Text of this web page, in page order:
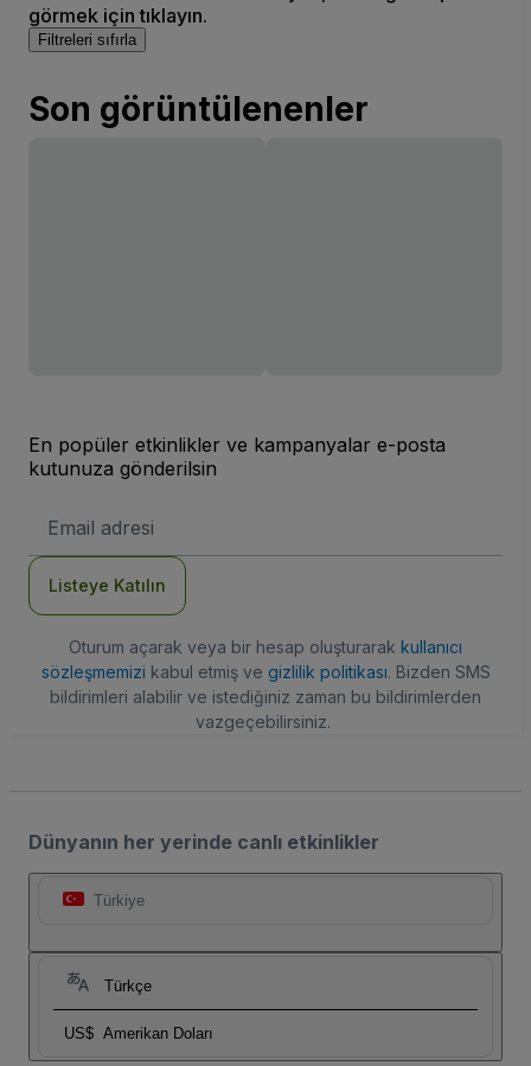
görmek için tıklayın.
Filtreleri sıfırla
Son görüntülenenler
En popüler etkinlikler ve kampanyalar e-posta
kutunuza gönderilsin
posta
Listeye Katılın
Oturum açarak veya bir hesap oluşturarak kullanıcı
sözleşmemizi kabul etmiş ve gizlilik politikası. Bizden SMS
bildirimleri alabilir ve istediğiniz zaman bu bildirimlerden
vazgeçebilirsiniz.
Dünyanın her yerinde canlı etkinlikler
Türkiye
Türkçe
US$ Amerikan Doları